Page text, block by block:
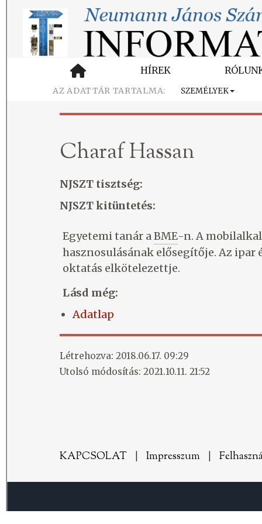
HÍREK
SZEMÉLYEK
Charaf Hassan
NJSZT tisztség:
NJSZT kitüntetés:
Egyetemi tanár aBME-n. A
hasznosulásának elősegítője. Az
oktatás elkötelezettje.
Lásd még:
Adatlap
Létrehozva: 2018.06.17. 09:29
Utolsó módosítás: 2021.10.11. 21:52
KAPCSOLAT Impresszum